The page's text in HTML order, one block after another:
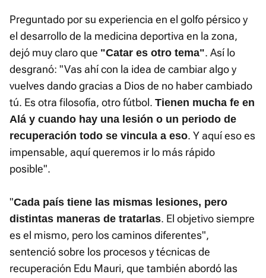
Preguntado por su experiencia en el golfo pérsico y
el desarrollo de la medicina deportiva en la zona,
dejó muy claro que "Catar es otro tema". Así lo
desgranó: "Vas ahí con la idea de cambiar algo y
vuelves dando gracias a Dios de no haber cambiado
tú. Es otra filosofía, otro fútbol. Tienen mucha fe en
Alá y cuando hay una lesión o un periodo de
recuperación todo se vincula a eso. Y aquí eso es
impensable, aquí queremos ir lo más rápido
posible".
"Cada país tiene las mismas lesiones, pero
distintas maneras de tratarlas. El objetivo siempre
es el mismo, pero los caminos diferentes",
sentenció sobre los procesos y técnicas de
recuperación Edu Mauri, que también abordó las